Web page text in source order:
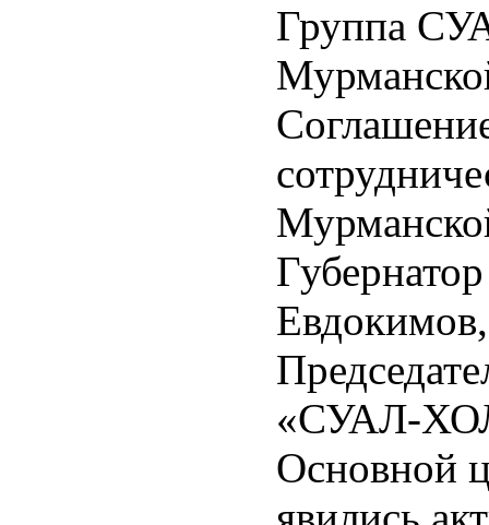
Группа
«СУАЛ-
Основной